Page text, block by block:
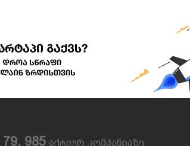
79, 985 აქტიურ კომპანიაზე